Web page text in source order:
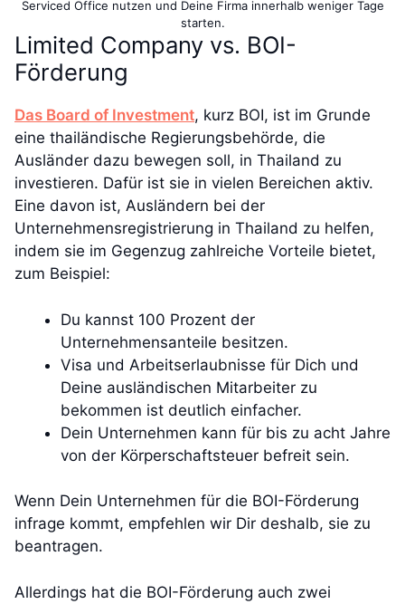
Serviced Office nutzen und Deine Firma innerhalb weniger Tage
starten.
Limited Company vs. BOI-
Förderung
Das Board of Investment, kurz BOI, ist im Grunde
eine thailändische Regierungsbehörde, die
Ausländer dazu bewegen soll, in Thailand zu
investieren. Dafür ist sie in vielen Bereichen aktiv.
Eine davon ist, Ausländern bei der
Unternehmensregistrierung in Thailand zu helfen,
indem sie im Gegenzug zahlreiche Vorteile bietet,
zum Beispiel:
Du kannst 100 Prozent der
Unternehmensanteile besitzen.
Visa und Arbeitserlaubnisse für Dich und
Deine ausländischen Mitarbeiter zu
bekommen ist deutlich einfacher.
Dein Unternehmen kann für bis zu acht Jahre
von der Körperschaftsteuer befreit sein.
Wenn Dein Unternehmen für die BOI-Förderung
infrage kommt, empfehlen wir Dir deshalb, sie zu
beantragen.
Allerdings hat die BOI-Förderung auch zwei